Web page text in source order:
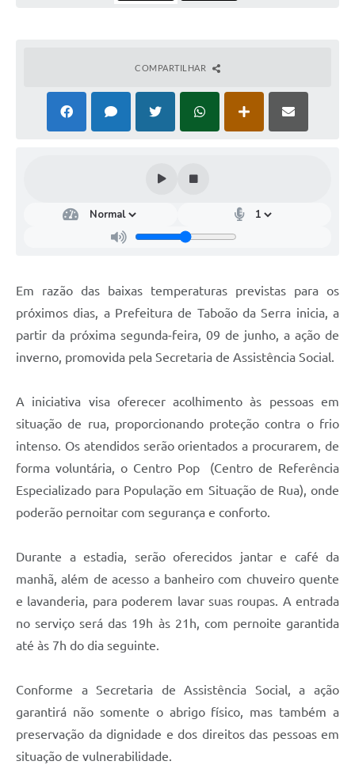
COMPARTILHAR
Em razão das baixas temperaturas previstas para os
próximos dias, a Prefeitura de Taboão da Serra inicia, a
partir da próxima segunda-feira, 09 de junho, a ação de
inverno, promovida pela Secretaria de Assistência Social.
A iniciativa visa oferecer acolhimento às pessoas em
situação de rua, proporcionando proteção contra o frio
intenso. Os atendidos serão orientados a procurarem, de
forma voluntária, o Centro Pop (Centro de Referência
Especializado para População em Situação de Rua), onde
poderão pernoitar com segurança e conforto.
Durante a estadia, serão oferecidos jantar e café da
manhã, além de acesso a banheiro com chuveiro quente
e lavanderia, para poderem lavar suas roupas. A entrada
no serviço será das 19h às 21h, com pernoite garantida
até às 7h do dia seguinte.
Conforme a Secretaria de Assistência Social, a ação
garantirá não somente o abrigo físico, mas também a
preservação da dignidade e dos direitos das pessoas em
situação de vulnerabilidade.